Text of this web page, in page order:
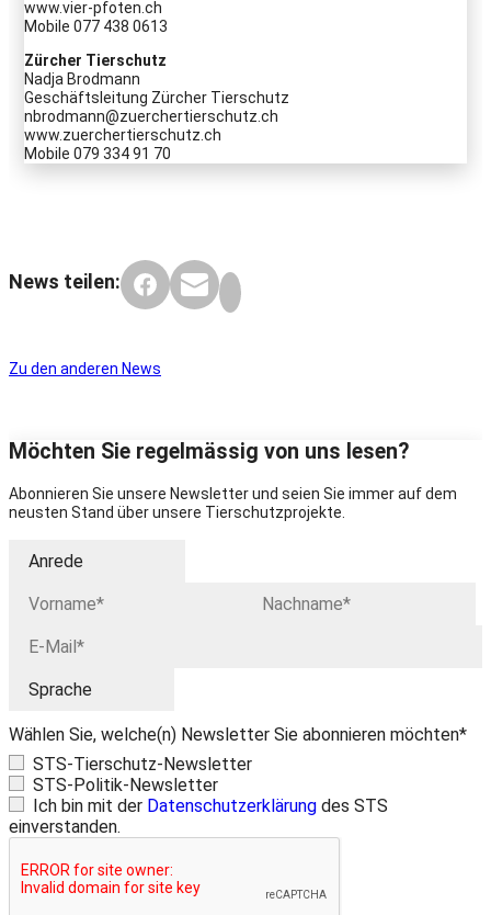
www.vier-pfoten.ch
Mobile 077 438 0613
Zürcher Tierschutz
Nadja Brodmann
Geschäftsleitung Zürcher Tierschutz
nbrodmann@zuerchertierschutz.ch
www.zuerchertierschutz.ch
Mobile 079 334 91 70
News teilen:
Zu den anderen News
Möchten Sie regelmässig von uns lesen?
Abonnieren Sie unsere Newsletter und seien Sie immer auf dem
neusten Stand über unsere Tierschutzprojekte.
Wählen Sie, welche(n) Newsletter Sie abonnieren möchten*
STS-Tierschutz-Newsletter
STS-Politik-Newsletter
Ich bin mit der Datenschutzerklärung des STS
einverstanden.